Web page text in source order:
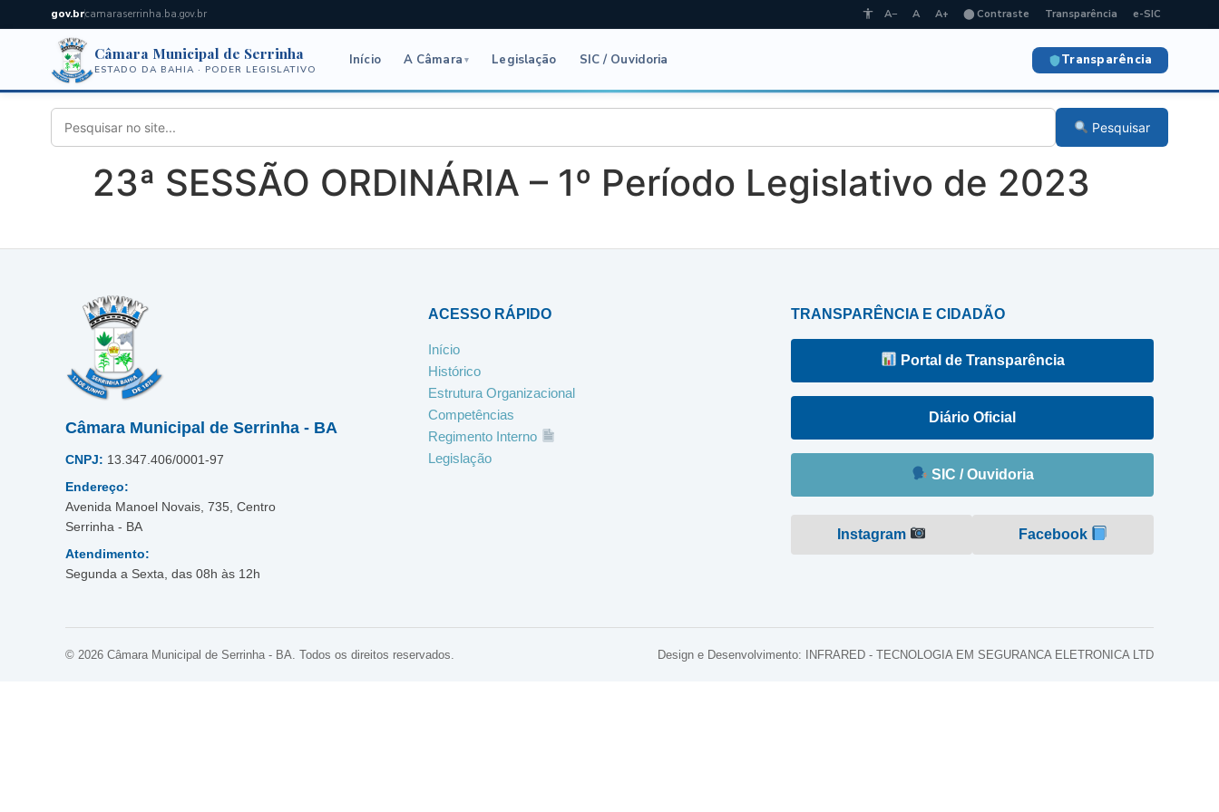
gov.brcamaraserrinha.ba.gov.br A− A A+ ⬤ Contraste Transparência e-SIC
Câmara Municipal de Serrinha
ESTADO DA BAHIA · PODER LEGISLATIVO
Início A Câmara ▾ Legislação SIC / Ouvidoria Transparência
Pesquisar
23ª SESSÃO ORDINÁRIA – 1º Período Legislativo de 2023
Câmara Municipal de Serrinha - BA
CNPJ: 13.347.406/0001-97
Endereço:
Avenida Manoel Novais, 735, Centro
Serrinha - BA
Atendimento:
Segunda a Sexta, das 08h às 12h
ACESSO RÁPIDO
Início
Histórico
Estrutura Organizacional
Competências
Regimento Interno
Legislação
TRANSPARÊNCIA E CIDADÃO
Portal de Transparência
Diário Oficial
SIC / Ouvidoria
Instagram Facebook
© 2026 Câmara Municipal de Serrinha - BA. Todos os direitos reservados. Design e Desenvolvimento: INFRARED - TECNOLOGIA EM SEGURANCA ELETRONICA LTD